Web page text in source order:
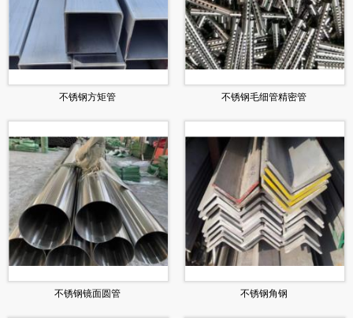
不锈钢方矩管 不锈钢毛细管精密管
不锈钢镜面圆管 不锈钢角钢